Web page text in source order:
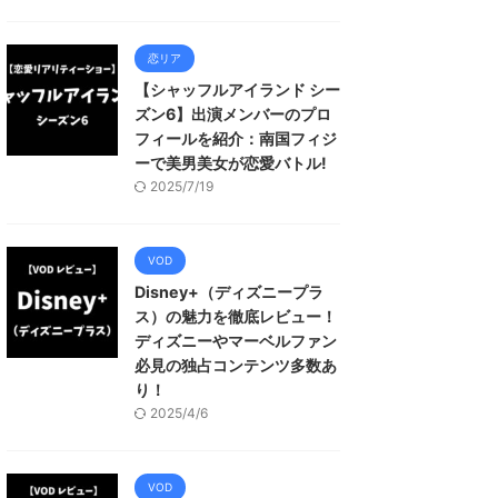
恋リア
【シャッフルアイランド シー
ズン6】出演メンバーのプロ
フィールを紹介：南国フィジ
ーで美男美女が恋愛バトル!
2025/7/19
VOD
Disney+（ディズニープラ
ス）の魅力を徹底レビュー！
ディズニーやマーベルファン
必見の独占コンテンツ多数あ
り！
2025/4/6
VOD